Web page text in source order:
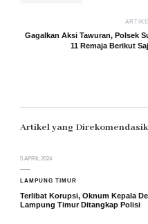
Gagalkan Aksi Tawuran, Polsek
11 Remaja Berikut
Artikel yang
5 APRIL 2024
LAMPUNG TIMUR
Terlibat Korupsi, Oknum Kepala
Lampung Timur Ditangkap Polisi